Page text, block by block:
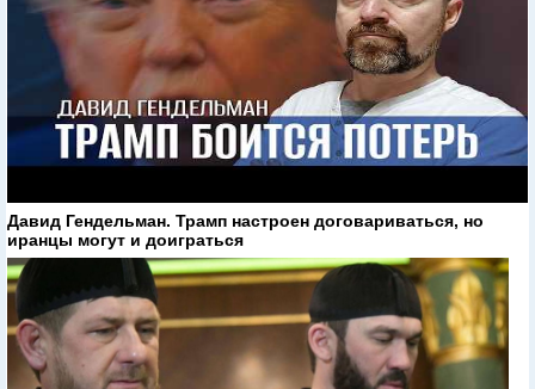
Давид Гендельман. Трамп настроен договариваться, но
иранцы могут и доиграться